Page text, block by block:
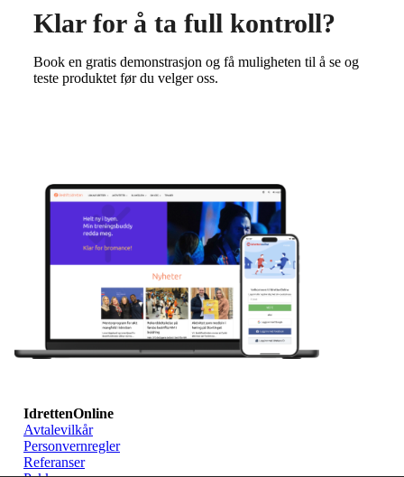
Klar for å ta full kontroll?
Book en gratis demonstrasjon og få muligheten til å se og
teste produktet før du velger oss.
IdrettenOnline
Avtalevilkår
Personvernregler
Referanser